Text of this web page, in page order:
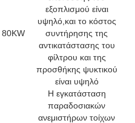
80KW
εξοπλισμού είναι
υψηλό,και το κόστος
συντήρησης της
αντικατάστασης του
φίλτρου και της
προσθήκης ψυκτικού
είναι υψηλό
Η εγκατάσταση
παραδοσιακών
ανεμιστήρων τοίχων